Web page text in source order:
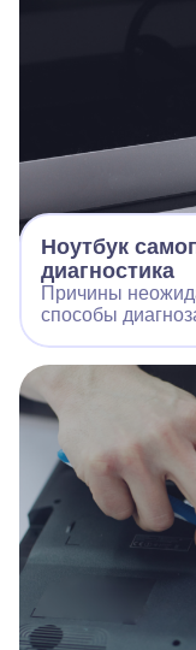
Ноутбук
диагностика
Причины
способы